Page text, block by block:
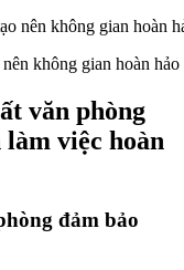
không gian hoàn hảo
văn phòng
làm việc hoàn
đảm bảo